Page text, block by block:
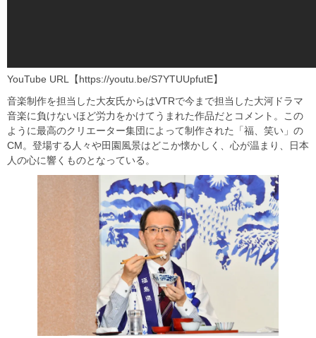
YouTube URL【https://youtu.be/S7YTUUpfutE】
音楽制作を担当した大友氏からはVTRで今まで担当した大河ドラマ
音楽に負けないほど労力をかけてうまれた作品だとコメント。この
ように最高のクリエーター集団によって制作された「福、笑い」の
CM。登場する人々や田園風景はどこか懐かしく、心が温まり、日本
人の心に響くものとなっている。